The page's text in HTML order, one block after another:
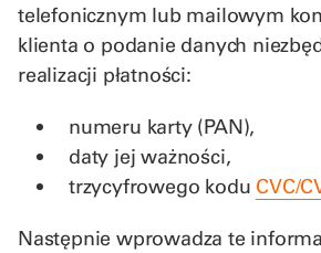
telefonicznym lub mailowym
klienta o podanie danych
realizacji płatności:
numeru karty (PAN),
daty jej ważności,
trzycyfrowego kodu CVC/
Następnie wprowadza te